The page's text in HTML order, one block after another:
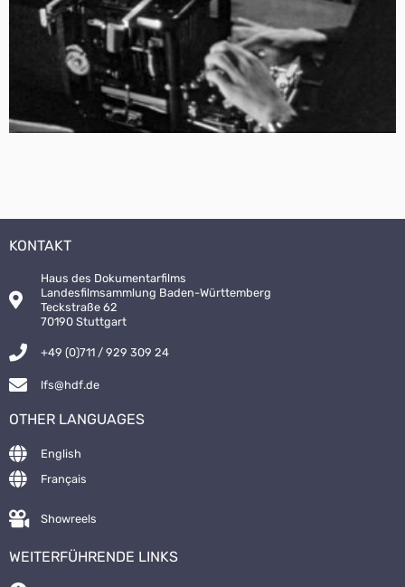
KONTAKT
Haus des Dokumentarfilms
Landesfilmsammlung Baden-Württemberg
Teckstraße 62
70190 Stuttgart
+49 (0)711 / 929 309 24
lfs@hdf.de
OTHER LANGUAGES
English
Français
Showreels
WEITERFÜHRENDE LINKS